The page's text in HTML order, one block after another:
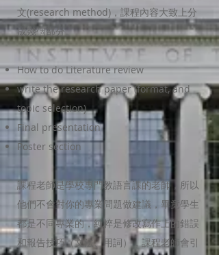
文(research method)，課程內容大致上分
成幾個部分。
How to do Literature review
write the research paper (format, and
topic selection)
Final presentation
Poster section
課程老師是學校專門教語言課的老師，所以
他們不會對你的專業問題做建議，畢竟學生
都是不同專業的，純粹是修改寫作上的錯誤
和報告技巧（文法、用詞），課程老師會引